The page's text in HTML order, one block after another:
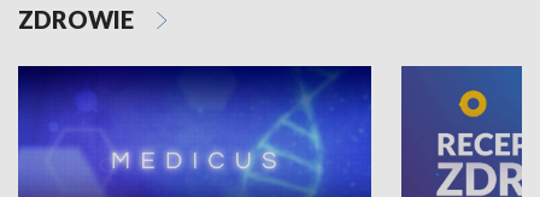
ZDROWIE